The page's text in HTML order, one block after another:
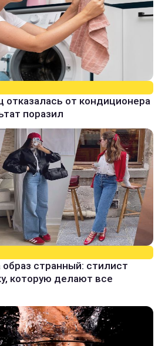
отказалась от кондиционера
поразил
странный: стилист
которую делают все